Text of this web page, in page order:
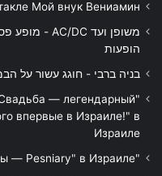
Мой внук Вениамин
הופעות
בניה ברבי - חוגג עשור על הבמות! 2026 - כרטיסים
— легендарный
впервые в Израиле!" в
Израиле
"Песняры — Pesniary" в Израиле